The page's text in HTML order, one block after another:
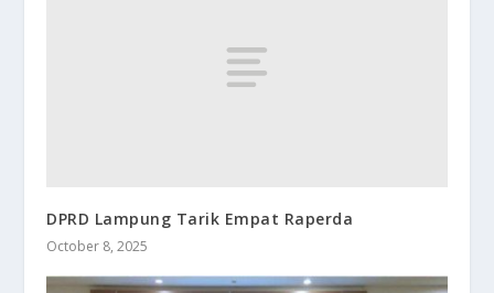
DPRD Lampung Tarik Empat Raperda
October 8, 2025